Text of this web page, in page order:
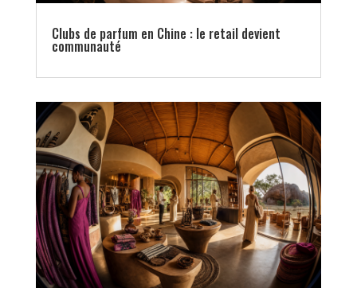
Clubs de parfum en Chine : le retail devient
communauté